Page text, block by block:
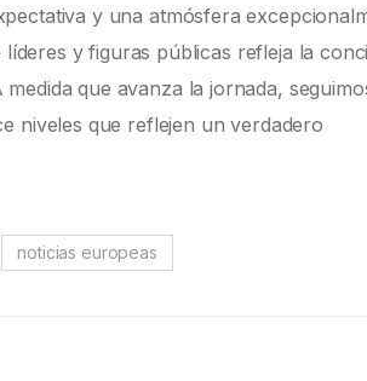
y una atmósfera
y figuras públicas refleja la
que avanza la jornada,
niveles que reflejen un verdadero
noticias europeas